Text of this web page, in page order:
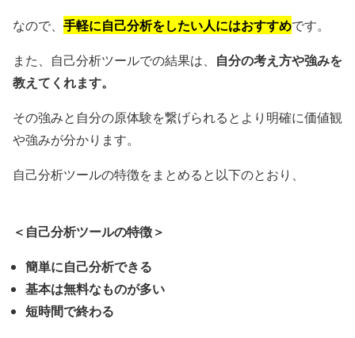
なので、 手軽に自己分析をしたい人にはおすすめです。
また、自己分析ツールでの結果は、 自分の考え方や強みを
教えてくれます。
その強みと自分の原体験を繋げられるとより明確に価値観
や強みが分かります。
自己分析ツールの特徴をまとめると以下のとおり、
＜自己分析ツールの特徴＞
簡単に自己分析できる
基本は無料なものが多い
短時間で終わる